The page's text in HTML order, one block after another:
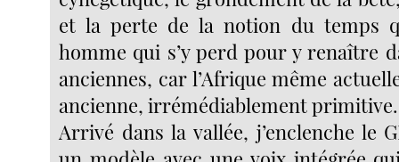
et la perte de la notion du temps
homme qui s’y perd pour y renaître
anciennes, car l’Afrique même
ancienne, irrémédiablement primitive.
Arrivé dans la vallée, j’enclenche le